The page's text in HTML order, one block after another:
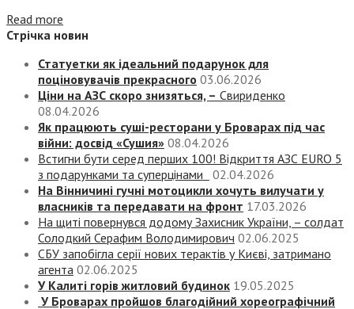
Read more
Стрічка новин
Статуетки як ідеальний подарунок для
поціновувачів прекрасного 03.06.2026
Ціни на АЗС скоро знизяться, – Свириденко
08.04.2026
Як працюють суші-ресторани у Броварах під час
війни: досвід «Сушия» 08.04.2026
Встигни бути серед перших 100! Відкриття АЗС EURO 5
з подарунками та суперцінами
02.04.2026
На Вінничині гучні мотоцикли хочуть вилучати у
власників та передавати на фронт 17.03.2026
На щиті повернувся додому Захисник України, – солдат
Солодкий Серафим Володимирович 02.06.2025
СБУ запобігла серії нових терактів у Києві, затримано
агента 02.06.2025
У Калиті горів житловий будинок 19.05.2025
У Броварах пройшов благодійний хореографічний